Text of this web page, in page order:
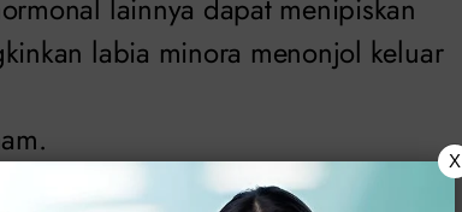
lainnya dapat menipiskan
labia minora menonjol keluar
X